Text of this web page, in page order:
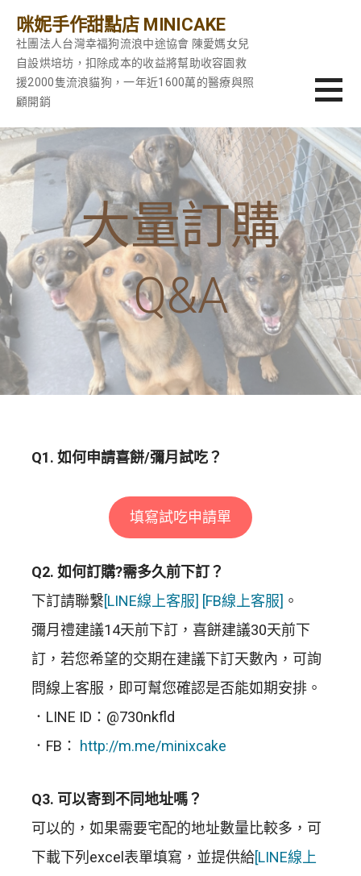
咪妮手作甜點店 MINICAKE
社團法人台灣幸福狗流浪中途協會 陳愛媽女兒
自設烘培坊，扣除成本的收益將幫助收容園救
援2000隻流浪貓狗，一年近1600萬的醫療與照
顧開銷
大量訂購
Q&A
Q1. 如何申請喜餅/彌月試吃？
填寫試吃申請單
Q2. 如何訂購?需多久前下訂？
下訂請聯繫[LINE線上客服] [FB線上客服] 。
彌月禮建議14天前下訂，喜餅建議30天前下
訂，若您希望的交期在建議下訂天數內，可詢
問線上客服，即可幫您確認是否能如期安排。
．LINE ID：@730nkfld
．FB： http://m.me/minixcake
Q3. 可以寄到不同地址嗎？
可以的，如果需要宅配的地址數量比較多，可
下載下列excel表單填寫，並提供給[LINE線上